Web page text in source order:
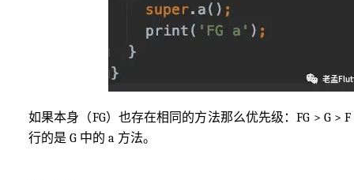
如果本身（FG）也存在相同的方法那么优先级：FG > G > F
行的是 G 中的 a 方法。